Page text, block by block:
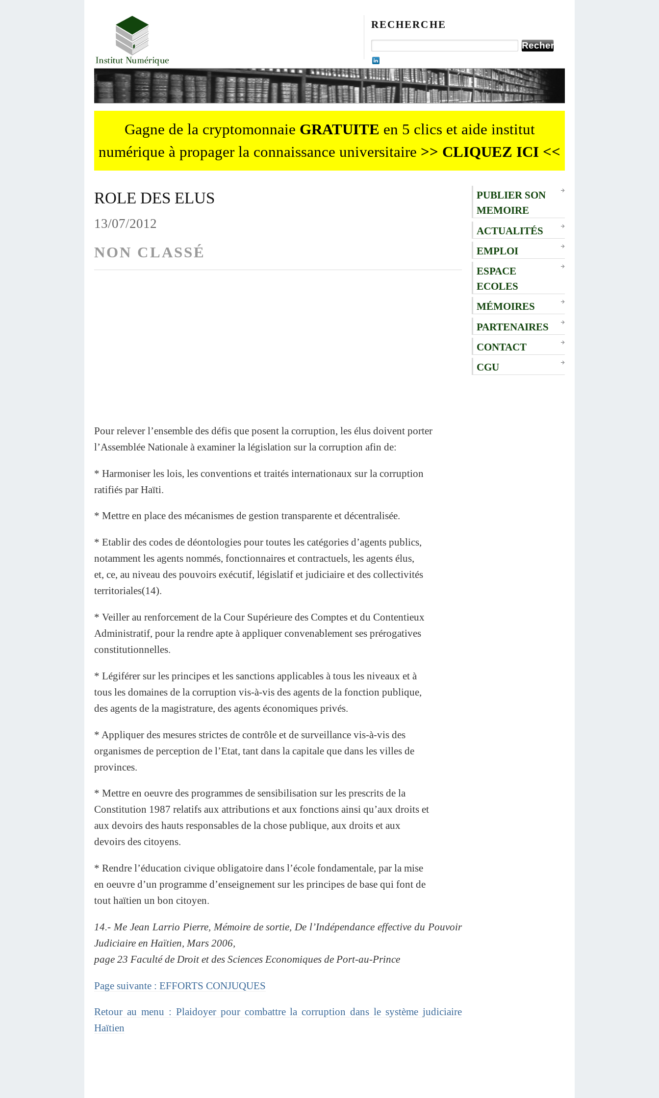
RECHERCHE
Gagne de la cryptomonnaie GRATUITE en 5 clics et aide institut
numérique à propager la connaissance universitaire >> CLIQUEZ ICI <<
ROLE DES ELUS
13/07/2012
NON CLASSÉ
Pour relever l’ensemble des défis que posent la corruption, les élus doivent porter
l’Assemblée Nationale à examiner la législation sur la corruption afin de:
* Harmoniser les lois, les conventions et traités internationaux sur la corruption
ratifiés par Haïti.
* Mettre en place des mécanismes de gestion transparente et décentralisée.
* Etablir des codes de déontologies pour toutes les catégories d’agents publics,
notamment les agents nommés, fonctionnaires et contractuels, les agents élus,
et, ce, au niveau des pouvoirs exécutif, législatif et judiciaire et des collectivités
territoriales(14).
* Veiller au renforcement de la Cour Supérieure des Comptes et du Contentieux
Administratif, pour la rendre apte à appliquer convenablement ses prérogatives
constitutionnelles.
* Légiférer sur les principes et les sanctions applicables à tous les niveaux et à
tous les domaines de la corruption vis-à-vis des agents de la fonction publique,
des agents de la magistrature, des agents économiques privés.
* Appliquer des mesures strictes de contrôle et de surveillance vis-à-vis des
organismes de perception de l’Etat, tant dans la capitale que dans les villes de
provinces.
* Mettre en oeuvre des programmes de sensibilisation sur les prescrits de la
Constitution 1987 relatifs aux attributions et aux fonctions ainsi qu’aux droits et
aux devoirs des hauts responsables de la chose publique, aux droits et aux
devoirs des citoyens.
* Rendre l’éducation civique obligatoire dans l’école fondamentale, par la mise
en oeuvre d’un programme d’enseignement sur les principes de base qui font de
tout haïtien un bon citoyen.
14.- Me Jean Larrio Pierre, Mémoire de sortie, De l’Indépendance effective du Pouvoir
Judiciaire en Haïtien, Mars 2006,
page 23 Faculté de Droit et des Sciences Economiques de Port-au-Prince
Page suivante : EFFORTS CONJUQUES
Retour au menu : Plaidoyer pour combattre la corruption dans le système judiciaire
Haïtien
PUBLIER SON
MEMOIRE
ACTUALITÉS
EMPLOI
ESPACE
ECOLES
MÉMOIRES
PARTENAIRES
CONTACT
CGU